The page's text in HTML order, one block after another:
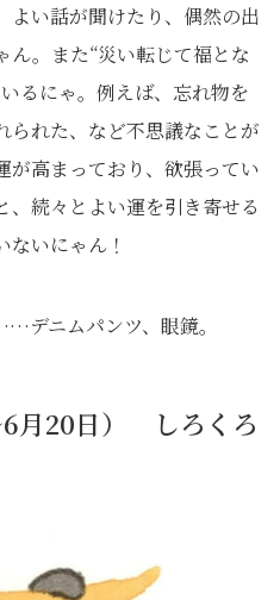
よい話が聞けたり、偶然の出
ん。また“災い転じて福とな
るにゃ。例えば、忘れ物を
られた、など不思議なことが
が高まっており、欲張ってい
、続々とよい運を引き寄せる
いにゃん！
デニムパンツ、眼鏡。
6月20日） しろくろ